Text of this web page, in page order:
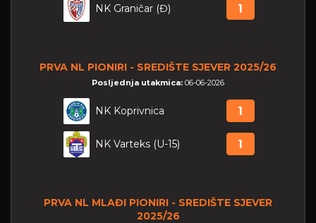
NK Graničar (Đ) 1
PRVA NL PIONIRI - SREDIŠTE SJEVER 2025/26
Posljednja utakmica: 06-06-2026
NK Koprivnica 1
NK Varteks (U-15) 1
PRVA NL MLAĐI PIONIRI - SREDIŠTE SJEVER
2025/26